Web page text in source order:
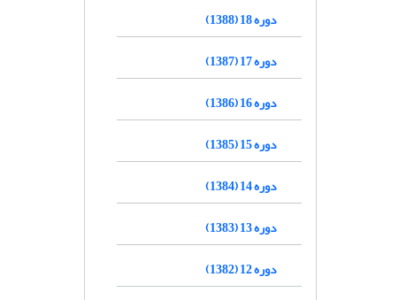
دوره 18 (1388)
دوره 17 (1387)
دوره 16 (1386)
دوره 15 (1385)
دوره 14 (1384)
دوره 13 (1383)
دوره 12 (1382)